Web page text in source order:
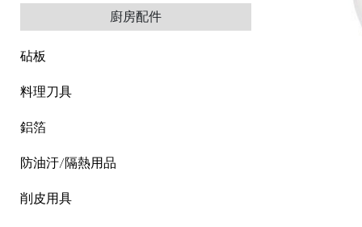
廚房配件
砧板
料理刀具
鋁箔
防油汙/隔熱用品
削皮用具